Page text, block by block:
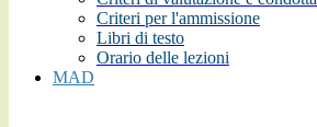
Criteri per l'ammissione
Libri di testo
Orario delle lezioni
MAD